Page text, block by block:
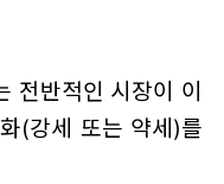
전반적인 시장이 이
(강세 또는 약세)를